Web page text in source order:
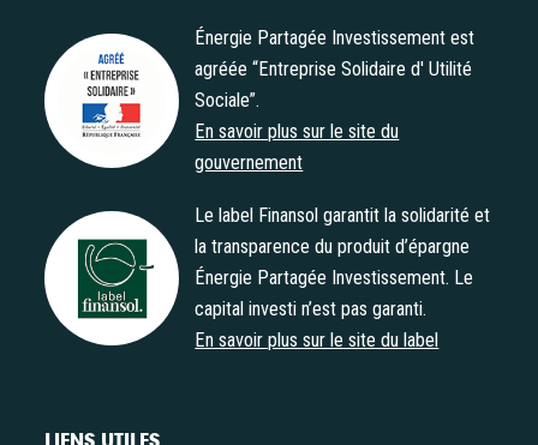
Agrément "Entreprise Solidaire d' Utilité Sociale"
Énergie Partagée Investissement est
agréée “Entreprise Solidaire d' Utilité
Sociale”.
En savoir plus sur le site du
gouvernement
Label Finansol
Le label Finansol garantit la solidarité et
la transparence du produit d’épargne
Énergie Partagée Investissement. Le
capital investi n’est pas garanti.
En savoir plus sur le site du label